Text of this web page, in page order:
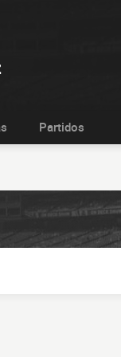
Partidos